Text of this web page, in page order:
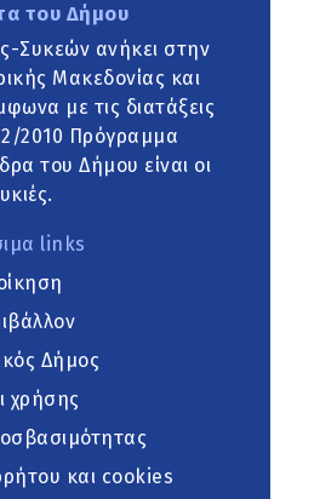
του Δήμου
Συκεών ανήκει στην
Μακεδονίας και
με τις διατάξεις
2010 Πρόγραμμα
του Δήμου είναι οι
links
Δήμος
χρήσης
και cookies